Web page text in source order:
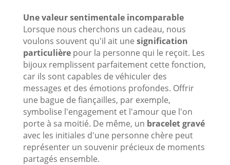
Une valeur sentimentale incomparable
Lorsque nous cherchons un cadeau, nous
voulons souvent qu'il ait une signification
particulièrepour la personne qui le reçoit. Les
bijoux remplissent parfaitement cette fonction,
car ils sont capables de véhiculer des
messages et des émotions profondes. Offrir
une bague de fiançailles, par exemple,
symbolise l'engagement et l'amour que l'on
porte à sa moitié. De même, un bracelet gravé
avec les initiales d'une personne chère peut
représenter un souvenir précieux de moments
partagés ensemble.